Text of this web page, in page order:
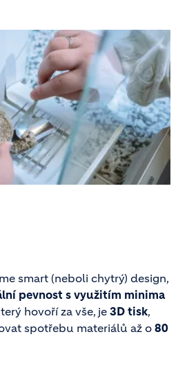
smart (neboli chytrý) design,
pevnost s využitím minima
hovoří za vše, je 3D tisk,
spotřebu materiálů až o 80